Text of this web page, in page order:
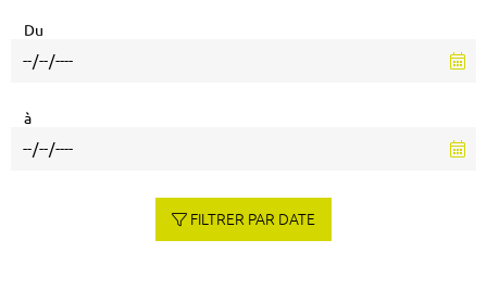
Du
à
FILTRER PAR DATE